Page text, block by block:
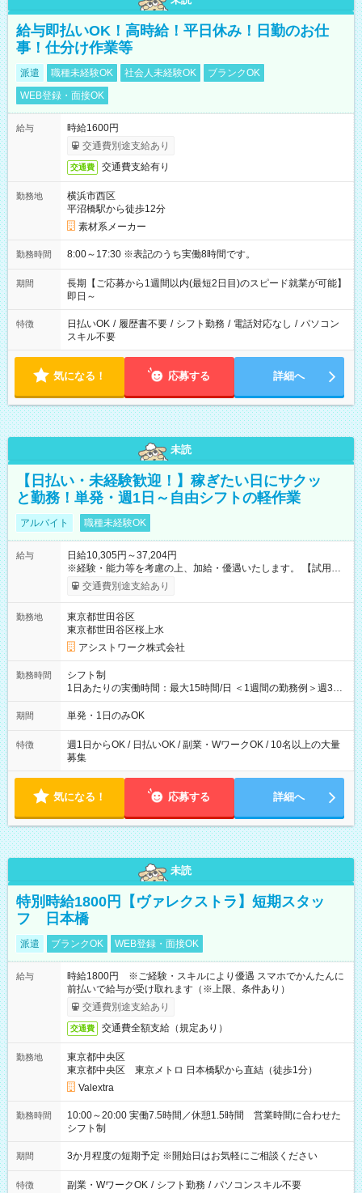
給与即払いOK！高時給！平日休み！日勤のお仕
事！仕分け作業等
派遣 職種未経験OK 社会人未経験OK
ブランクOK
WEB登録・面接OK
給与
時給1600円
交通費別途支給あり
交通費 交通費支給有り
勤務地
横浜市西区
平沼橋駅から徒歩12分
素材系メーカー
勤務時間 8:00～17:30 ※表記のうち実働8時間です。
期間
長期【ご応募から1週間以内(最短2日目)のスピード就業が可能】
即日～
特徴 日払いOK / 履歴書不要 / シフト勤務 / 電話対応なし / パソコン
スキル不要
気になる！ 応募する 詳細へ
未読
【日払い・未経験歓迎！】稼ぎたい日にサクッ
と勤務！単発・週1日～自由シフトの軽作業
アルバイト 職種未経験OK
給与
日給10,305円～37,204円
※経験・能力等を考慮の上、加給・優遇いたします。 【試用期
間】試用期間なし
交通費別途支給あり
勤務地
東京都世田谷区
東京都世田谷区桜上水
アシストワーク株式会社
勤務時間
シフト制
1日あたりの実働時間：最大15時間/日 ＜1週間の勤務例＞週3回
勤務 勤務：月・水・金 休み：火・木・土・日 好きな時にお仕事
可能です！ ※1日あたりの最大実働時間は日勤、夜勤共に勤務し
期間 単発・1日のみOK
特徴
週1日からOK / 日払いOK / 副業・WワークOK / 10名以上の大量
募集
気になる！ 応募する 詳細へ
未読
特別時給1800円【ヴァレクストラ】短期スタッ
フ 日本橋
派遣 ブランクOK WEB登録・面接OK
給与
時給1800円 ※ご経験・スキルにより優遇 スマホでかんたんに
前払いで給与が受け取れます（※上限、条件あり）
交通費別途支給あり
交通費 交通費全額支給（規定あり）
勤務地
東京都中央区
東京都中央区 東京メトロ 日本橋駅から直結（徒歩1分）
Valextra
勤務時間
10:00～20:00 実働7.5時間／休憩1.5時間 営業時間に合わせた
シフト制
期間 3か月程度の短期予定 ※開始日はお気軽にご相談ください
特徴 副業・WワークOK / シフト勤務 / パソコンスキル不要